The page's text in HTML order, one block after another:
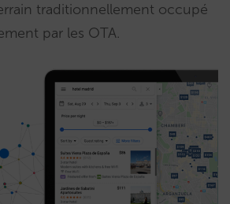
traditionnellement occupé
par les OTA.